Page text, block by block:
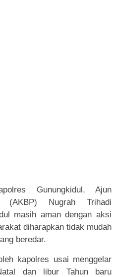
Gunungkidul, Ajun
Nugrah Trihadi
masih aman dengan aksi
diharapkan tidak mudah
beredar.
kapolres usai menggelar
dan libur Tahun baru